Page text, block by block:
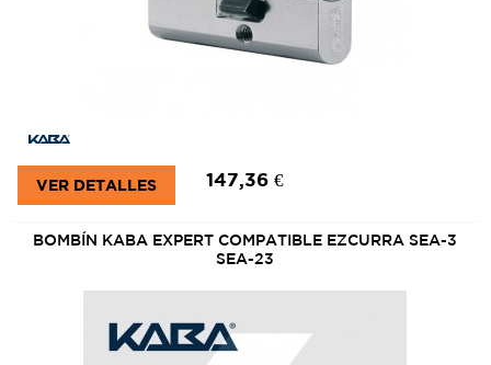
147,36 €
VER DETALLES
BOMBÍN KABA EXPERT COMPATIBLE EZCURRA SEA-3
SEA-23